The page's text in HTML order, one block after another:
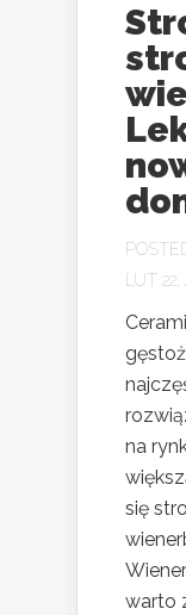
LUT 22,
na
się
warto